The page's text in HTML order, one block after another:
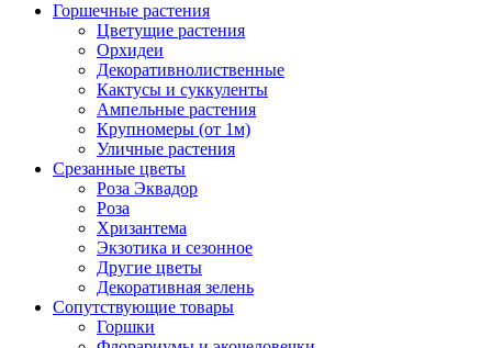
Горшечные растения
Цветущие растения
Орхидеи
Декоративнолиственные
Кактусы и суккуленты
Ампельные растения
Крупномеры (от 1м)
Уличные растения
Срезанные цветы
Роза Эквадор
Роза
Хризантема
Экзотика и сезонное
Другие цветы
Декоративная зелень
Сопутствующие товары
Горшки